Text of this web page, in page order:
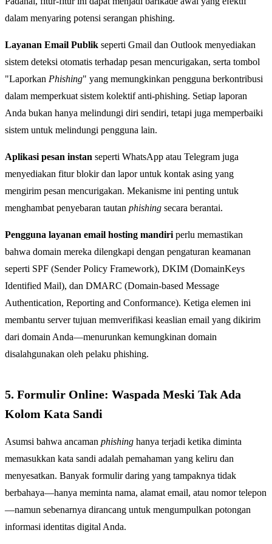
dalam menyaring potensi serangan phishing.
Layanan Email Publik seperti Gmail dan Outlook menyediakan
sistem deteksi otomatis terhadap pesan mencurigakan, serta tombol
"Laporkan Phishing" yang memungkinkan pengguna berkontribusi
dalam memperkuat sistem kolektif anti-phishing. Setiap laporan
Anda bukan hanya melindungi diri sendiri, tetapi juga memperbaiki
sistem untuk melindungi pengguna lain.
Aplikasi pesan instan seperti WhatsApp atau Telegram juga
menyediakan fitur blokir dan lapor untuk kontak asing yang
mengirim pesan mencurigakan. Mekanisme ini penting untuk
menghambat penyebaran tautan phishing secara berantai.
Pengguna layanan email hosting mandiri perlu memastikan
bahwa domain mereka dilengkapi dengan pengaturan keamanan
seperti SPF (Sender Policy Framework), DKIM (DomainKeys
Identified Mail), dan DMARC (Domain-based Message
Authentication, Reporting and Conformance). Ketiga elemen ini
membantu server tujuan memverifikasi keaslian email yang dikirim
dari domain Anda—menurunkan kemungkinan domain
disalahgunakan oleh pelaku phishing.
5. Formulir Online: Waspada Meski Tak Ada
Kolom Kata Sandi
Asumsi bahwa ancaman phishing hanya terjadi ketika diminta
memasukkan kata sandi adalah pemahaman yang keliru dan
menyesatkan. Banyak formulir daring yang tampaknya tidak
berbahaya—hanya meminta nama, alamat email, atau nomor telepon
—namun sebenarnya dirancang untuk mengumpulkan potongan
informasi identitas digital Anda.